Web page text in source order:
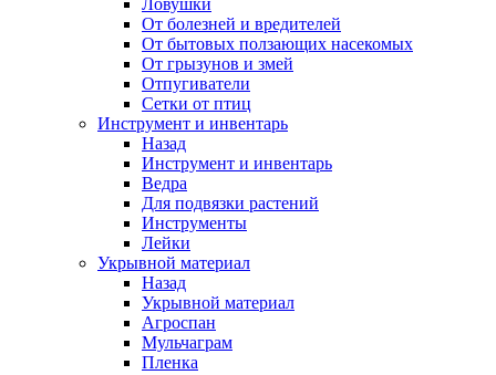
Ловушки
От болезней и вредителей
От бытовых ползающих насекомых
От грызунов и змей
Отпугиватели
Сетки от птиц
Инструмент и инвентарь
Назад
Инструмент и инвентарь
Ведра
Для подвязки растений
Инструменты
Лейки
Укрывной материал
Назад
Укрывной материал
Агроспан
Мульчаграм
Пленка